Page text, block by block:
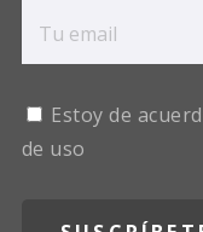
Estoy de
de uso